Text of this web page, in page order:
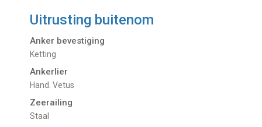
Uitrusting buitenom
Anker bevestiging
Ketting
Ankerlier
Hand. Vetus
Zeerailing
Staal